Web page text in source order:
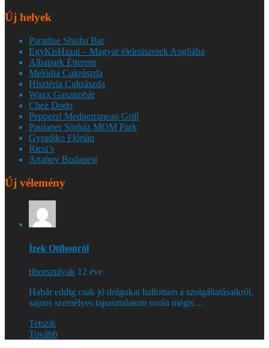
Új helyek
Paradise Shisha Bar
EgyKisHazai – Magyar élelmiszerek Angliába
Albapark Étterem
Melódia Cukrászda
Hisztéria Cukrászda
Waxx Gasztrobár
Chez Dodo
Peppers! Mediterranean Grill
Paulaner Sörház MOM Park
Gyradiko Flórián
Ricsi’s
Attaboy Budapest
Új vélemény
Ízek Otthonról
tiborszulyak 12 éve
Habár eddig csak jó dolgokat hallottam a szolgáltatásaikról,
sajnos személyes tapasztalatom során mégis…
Tetszik
Tovább